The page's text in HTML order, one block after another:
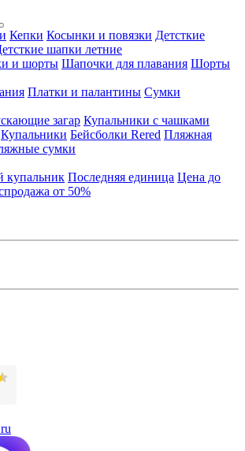
Кепки Косынки и повязки Детсткие
шапки летние
и шорты Шапочки для плавания Шорты
Платки и палантины Сумки
загар Купальники с чашками
Купальники Бейсболки Rered Пляжная
сумки
купальник Последняя единица Цена до
от 50%